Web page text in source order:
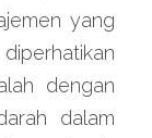
yang
dengan
dalam